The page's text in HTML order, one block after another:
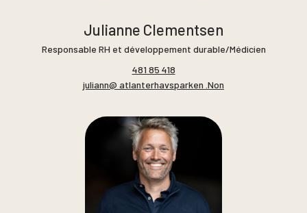
Julianne Clementsen
Responsable RH et développement durable/Médicien
481 85 418
juliann@ atlanterhavsparken .Non